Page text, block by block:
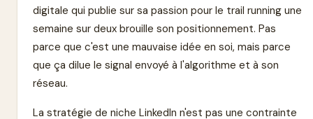
digitale qui publie sur sa passion pour le trail running une
semaine sur deux brouille son positionnement. Pas
parce que c'est une mauvaise idée en soi, mais parce
que ça dilue le signal envoyé à l'algorithme et à son
réseau.
La stratégie de niche LinkedIn n'est pas une contrainte